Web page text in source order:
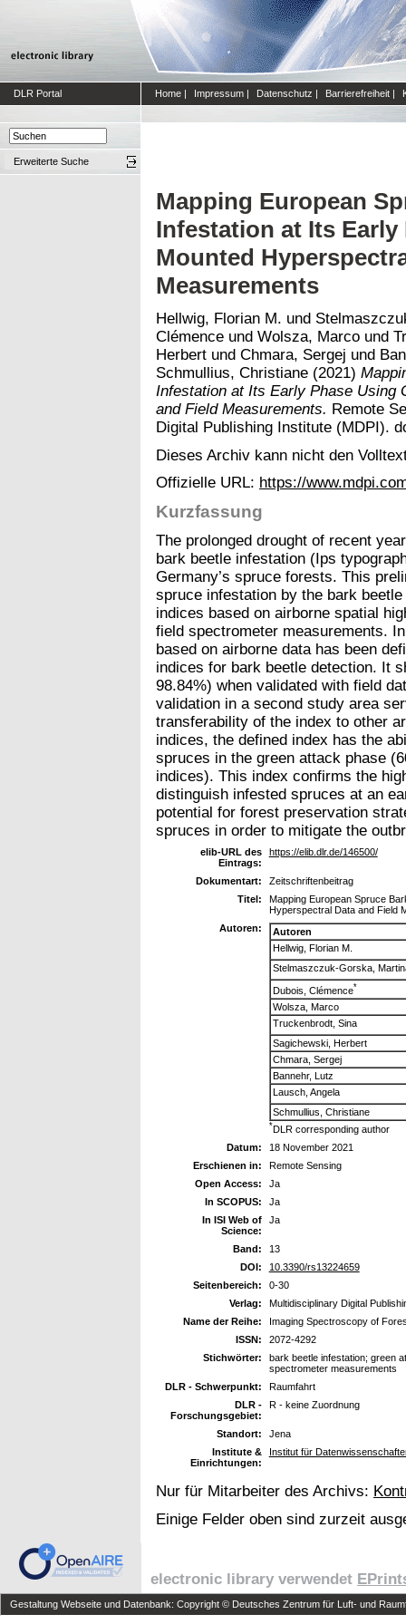
DLR Portal Home | Impressum | Datenschutz | Barrierefreiheit |
Erweiterte Suche
Mapping European
Infestation at Its
Mounted
Measurements
Hellwig, Florian M. und
Clémence und Wolsza, Marco und
Herbert und Chmara, Sergej und
Schmullius, Christiane (2021)
Infestation at Its Early Phase Using
and Field Measurements. Remote
Digital Publishing Institute (MDPI).
Dieses Archiv kann nicht den
Offizielle URL: https://
Kurzfassung
The prolonged drought of recent
bark beetle infestation (Ips
Germany’s spruce forests. This
spruce infestation by the bark
indices based on airborne spatial
field spectrometer measurements.
based on airborne data has been
indices for bark beetle detection. It
98.84%) when validated with field
validation in a second study area
transferability of the index to other
indices, the defined index has the
spruces in the green attack phase
indices). This index confirms the
distinguish infested spruces at an
potential for forest preservation
spruces in order to mitigate the
elib-URL des
Eintrags:
https://elib.dlr.de/146500/
Dokumentart:
Zeitschriftenbeitrag
Titel:
Mapping European Spruce
Hyperspectral Data and Field
Autoren:
Autoren
Hellwig, Florian M.
Stelmaszczuk-Gorska,
Dubois, Clémence*
Wolsza, Marco
Truckenbrodt, Sina
Sagichewski, Herbert
Chmara, Sergej
Bannehr, Lutz
Lausch, Angela
Schmullius, Christiane
*DLR corresponding author
Datum:
18 November 2021
Erschienen in:
Remote Sensing
Open Access:
Ja
In SCOPUS:
Ja
In ISI Web of
Science:
Ja
Band:
13
DOI:
10.3390/rs13224659
Seitenbereich:
0-30
Verlag:
Multidisciplinary Digital
Name der Reihe:
Imaging Spectroscopy of
ISSN:
2072-4292
Stichwörter:
bark beetle infestation; green
spectrometer measurements
DLR - Schwerpunkt:
Raumfahrt
DLR -
Forschungsgebiet:
R - keine Zuordnung
Standort:
Jena
Institute &
Einrichtungen:
Institut für
Nur für Mitarbeiter des Archivs:
Einige Felder oben sind zurzeit
electronic library verwendet
Gestaltung Webseite und Datenbank: Copyright © Deutsches Zentrum für Luft- und